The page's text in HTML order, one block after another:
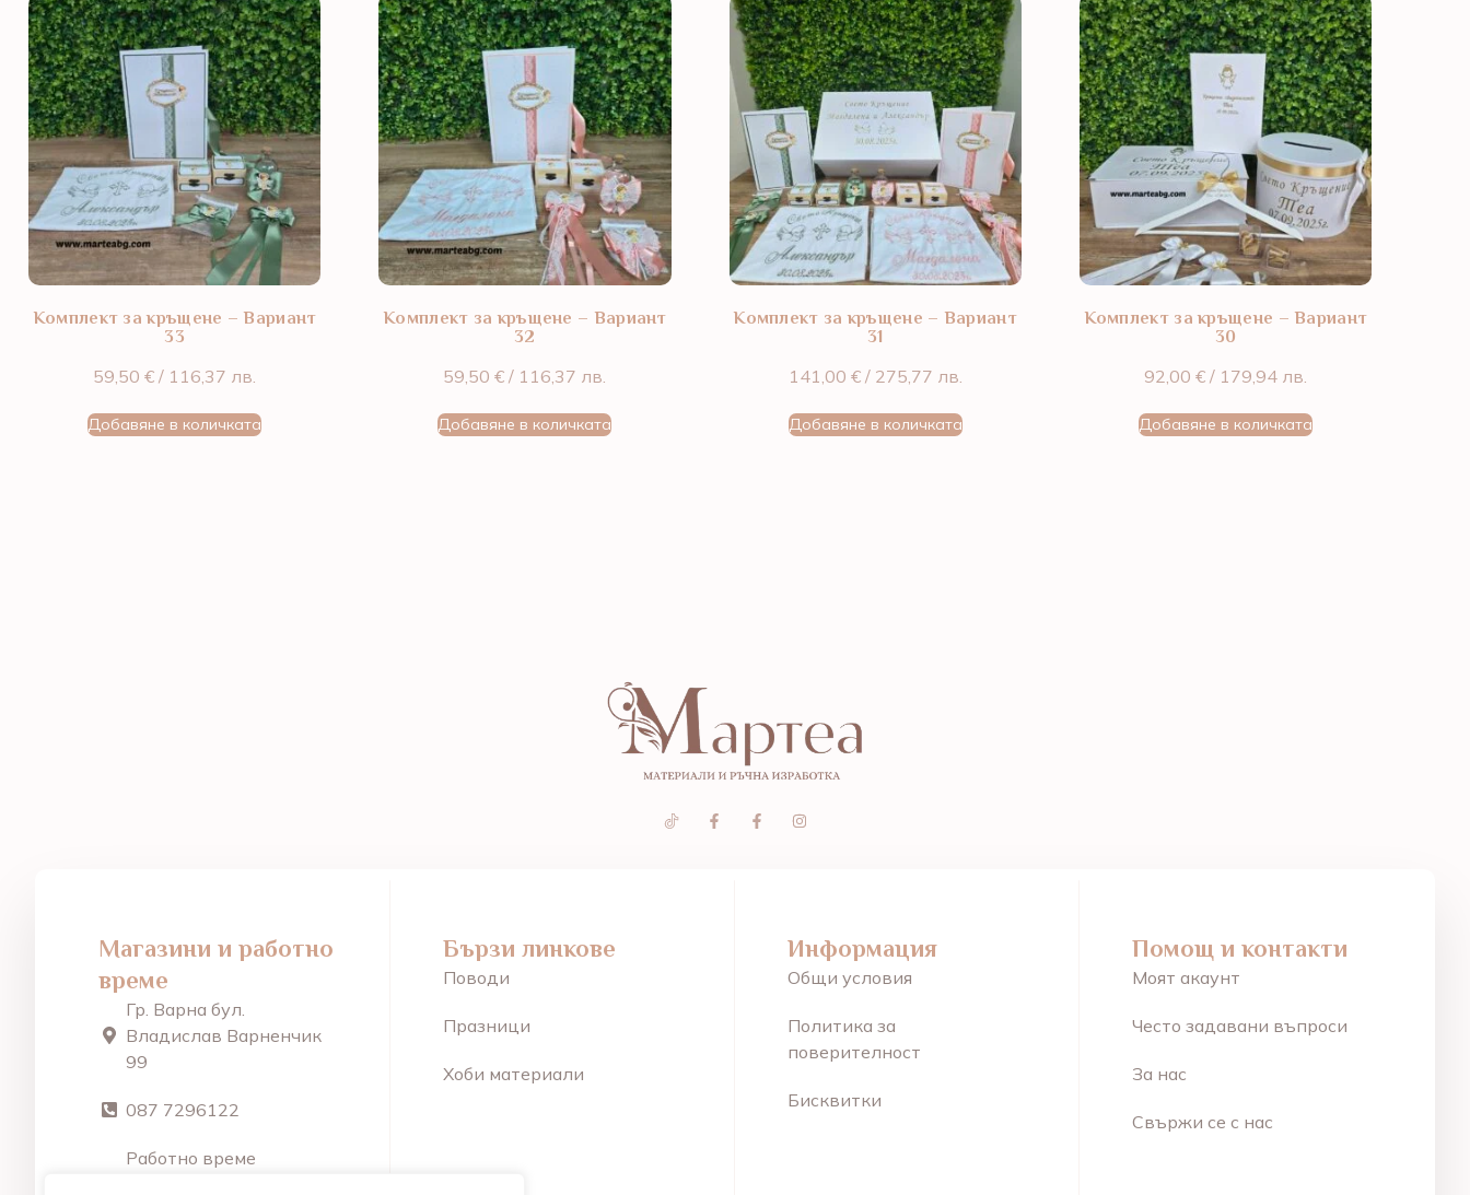
Комплект за кръщене – Вариант
33
59,50€ / 116,37 лв.
Добавяне в количката
Комплект за кръщене – Вариант
32
59,50€ / 116,37 лв.
Добавяне в количката
Комплект за кръщене – Вариант
31
141,00 €/ 275,77 лв.
Добавяне в количката
Комплект за кръщене – Вариант
30
92,00 €/ 179,94 лв.
Добавяне в количката
Магазини и работно
време
Гр. Варна бул.
Владислав Варненчик
99
087 7296122
Работно време
Бързи линкове
Поводи
Празници
Хоби материали
Информация
Общи условия
Политика за
поверителност
Бисквитки
Помощ и контакти
Моят акаунт
Често задавани въпроси
За нас
Свържи се с нас